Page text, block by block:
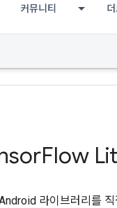
커뮤니티
Flow
라이브러리를